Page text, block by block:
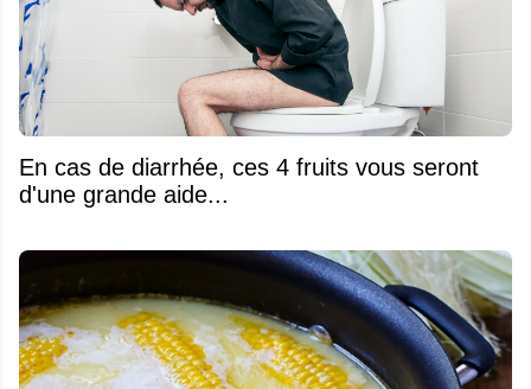
En cas de diarrhée, ces 4 fruits vous seront
d'une grande aide...